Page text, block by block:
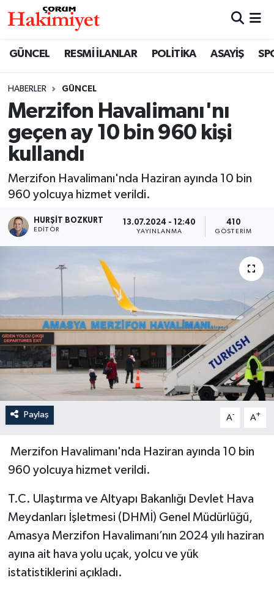
GÜNCEL RESMİ İLANLAR POLİTİKA ASAYİŞ
HABERLER GÜNCEL
Merzifon Havalimanı'nı
geçen ay 10 bin 960 kişi
kullandı
Merzifon Havalimanı'nda Haziran ayında 10 bin
960 yolcuya hizmet verildi.
HURŞIT BOZKURT
EDITÖR
13.07.2024 - 12:40
YAYINLANMA
410
GÖSTERIM
Paylaş A- A+
Merzifon Havalimanı'nda Haziran ayında 10 bin
960 yolcuya hizmet verildi.
T.C. Ulaştırma ve Altyapı Bakanlığı Devlet Hava
Meydanları İşletmesi (DHMİ) Genel Müdürlüğü,
Amasya Merzifon Havalimanı’nın 2024 yılı haziran
ayına ait hava yolu uçak, yolcu ve yük
istatistiklerini açıkladı.
SAĞLIK
ASAYİŞ
EKONOMİ
GÜNCEL
AKTÜEL
EĞİTİM
İLÇELER
OTOPARK
TEKNOLOJİ
Nöbetçi Eczaneler
Çorum Namaz Vakitleri
Trafik Durumu
Süper Lig Puan Durumu ve Fikstür
Tüm Manşetler
Son Dakika Haberleri
Haber Arşivi